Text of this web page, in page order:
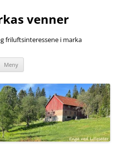
venner
friluftsinteressene i marka
Meny